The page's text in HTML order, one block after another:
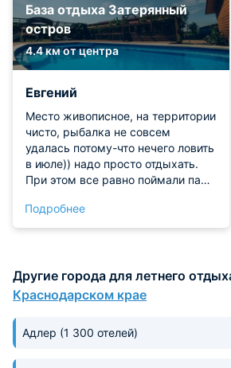
База отдыха Затерянный
остров
4.4 км от центра
Евгений
Место живописное, на территории
чисто, рыбалка не совсем
удалась потому-что нечего ловить
в июле)) надо просто отдыхать.
При этом все равно поймали пару
что на территории при въезде
есть всегда работающее кафе на
заморочек, можно пойти
покушать там. База была полна
людьми, при заселении нас
празднует ДР второй день, они
Подробнее
Другие города для летнего
Краснодарском крае
Адлер (1 300 отелей)